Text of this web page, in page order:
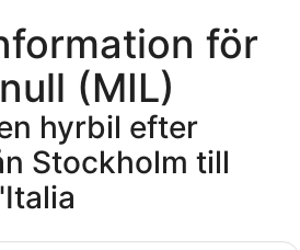
för
(MIL)
hyrbil efter
Stockholm till